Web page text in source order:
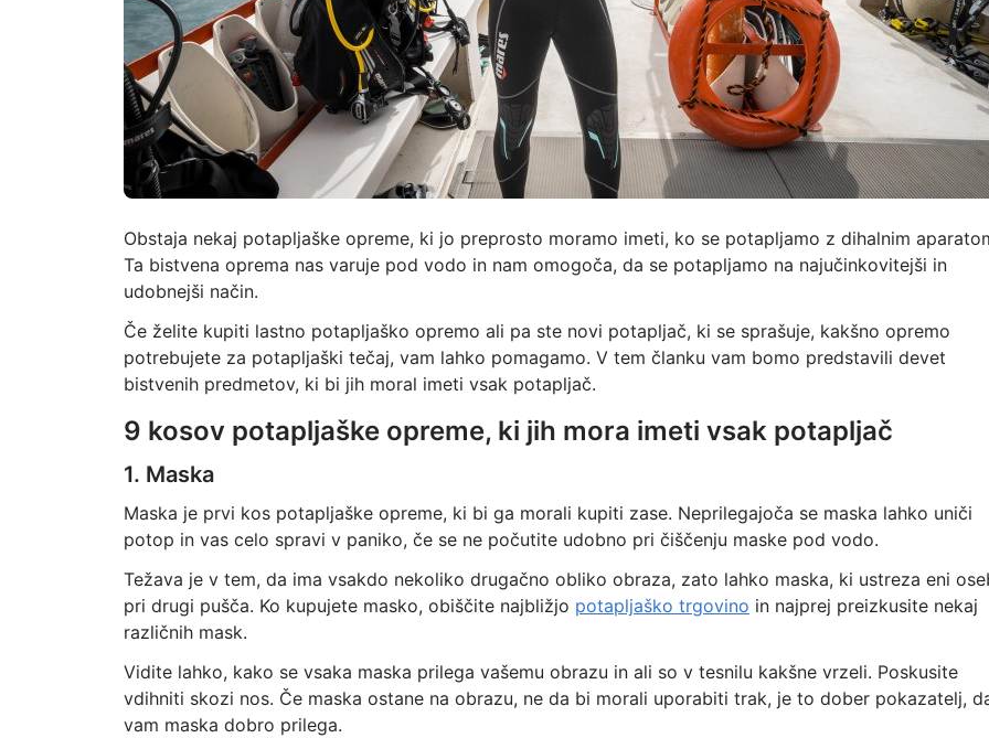
Obstaja nekaj potapljaške opreme, ki jo preprosto moramo imeti, ko se potapljamo z dihalnim
Ta bistvena oprema nas varuje pod vodo in nam omogoča, da se potapljamo na najučinkovitejši in
udobnejši način.
Če želite kupiti lastno potapljaško opremo ali pa ste novi potapljač, ki se sprašuje, kakšno opremo
potrebujete za potapljaški tečaj, vam lahko pomagamo. V tem članku vam bomo predstavili devet
bistvenih predmetov, ki bi jih moral imeti vsak potapljač.
9 kosov potapljaške opreme, ki jih mora imeti vsak potapljač
1. Maska
Maska je prvi kos potapljaške opreme, ki bi ga morali kupiti zase. Neprilegajoča se maska lahko uniči
potop in vas celo spravi v paniko, če se ne počutite udobno pri čiščenju maske pod vodo.
Težava je v tem, da ima vsakdo nekoliko drugačno obliko obraza, zato lahko maska, ki ustreza eni
pri drugi pušča. Ko kupujete masko, obiščite najbližjo potapljaško trgovino in najprej preizkusite nekaj
različnih mask.
Vidite lahko, kako se vsaka maska prilega vašemu obrazu in ali so v tesnilu kakšne vrzeli. Poskusite
vdihniti skozi nos. Če maska ostane na obrazu, ne da bi morali uporabiti trak, je to dober pokazatelj,
vam maska dobro prilega.